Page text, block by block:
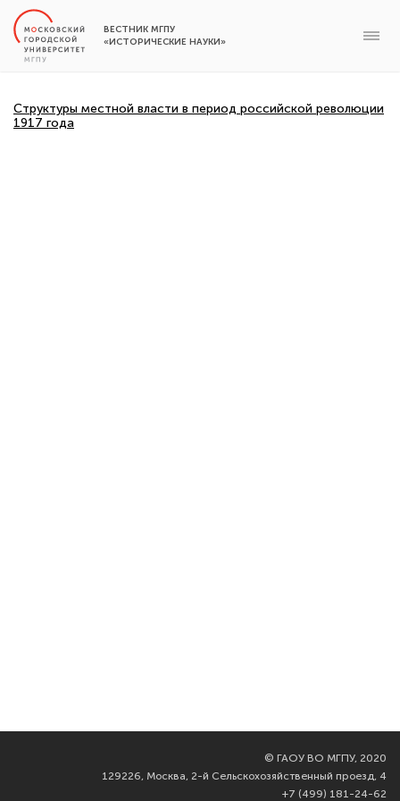
ВЕСТНИК МГПУ
«ИСТОРИЧЕСКИЕ НАУКИ»
Структуры местной власти в период российской революции
1917 года
© ГАОУ ВО МГПУ, 2020
129226, Москва, 2-й Сельскохозяйственный проезд, 4
+7 (499) 181-24-62